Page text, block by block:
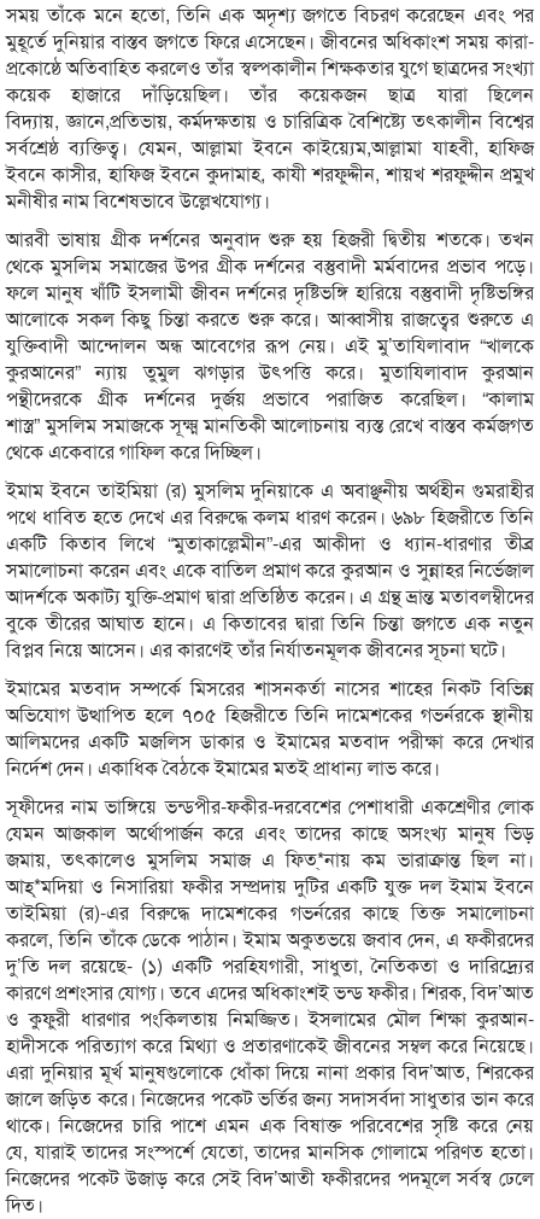
সময় তাঁকে মনে হতো, তিনি এক অদৃশ্য জগতে বিচরণ করেছেন এবং পর
মুহূর্তে দুনিয়ার বাস্তব জগতে ফিরে এসেছেন। জীবনের অধিকাংশ সময় কারা-
প্রকোষ্ঠে অতিবাহিত করলেও তাঁর স্বল্পকালীন শিক্ষকতার যুগে ছাত্রদের সংখ্যা
কয়েক হাজারে দাঁড়িয়েছিল। তাঁর কয়েকজন ছাত্র যারা ছিলেন
বিদ্যায়, জ্ঞানে,প্রতিভায়, কর্মদক্ষতায় ও চারিত্রিক বৈশিষ্ট্যে তৎকালীন বিশ্বের
সর্বশ্রেষ্ঠ ব্যক্তিত্ব। যেমন, আল্লামা ইবনে কাইয়্যেম,আল্লামা যাহবী, হাফিজ
ইবনে কাসীর, হাফিজ ইবনে কুদামাহ, কাযী শরফুদ্দীন, শায়খ শরফুদ্দীন প্রমুখ
মনীষীর নাম বিশেষভাবে উল্লেখযোগ্য।
আরবী ভাষায় গ্রীক দর্শনের অনুবাদ শুরু হয় হিজরী দ্বিতীয় শতকে। তখন
থেকে মুসলিম সমাজের উপর গ্রীক দর্শনের বস্তুবাদী মর্মবাদের প্রভাব পড়ে।
ফলে মানুষ খাঁটি ইসলামী জীবন দর্শনের দৃষ্টিভঙ্গি হারিয়ে বস্তুবাদী দৃষ্টিভঙ্গির
আলোকে সকল কিছু চিন্তা করতে শুরু করে। আব্বাসীয় রাজত্বের শুরুতে এ
যুক্তিবাদী আন্দোলন অন্ধ আবেগের রূপ নেয়। এই মু’তাযিলাবাদ “খালকে
কুরআনের” ন্যায় তুমুল ঝগড়ার উৎপত্তি করে। মুতাযিলাবাদ কুরআন
পন্থীদেরকে গ্রীক দর্শনের দুর্জয় প্রভাবে পরাজিত করেছিল। “কালাম
শাস্ত্র” মুসলিম সমাজকে সূক্ষ্ম মানতিকী আলোচনায় ব্যস্ত রেখে বাস্তব কর্মজগত
থেকে একেবারে গাফিল করে দিচ্ছিল।
ইমাম ইবনে তাইমিয়া (র) মুসলিম দুনিয়াকে এ অবাঞ্ছনীয় অর্থহীন গুমরাহীর
পথে ধাবিত হতে দেখে এর বিরুদ্ধে কলম ধারণ করেন। ৬৯৮ হিজরীতে তিনি
একটি কিতাব লিখে “মুতাকাল্লেমীন”-এর আকীদা ও ধ্যান-ধারণার তীব্র
সমালোচনা করেন এবং একে বাতিল প্রমাণ করে কুরআন ও সুন্নাহর নির্ভেজাল
আদর্শকে অকাট্য যুক্তি-প্রমাণ দ্বারা প্রতিষ্ঠিত করেন। এ গ্রন্থ ভ্রান্ত মতাবলম্বীদের
বুকে তীরের আঘাত হানে। এ কিতাবের দ্বারা তিনি চিন্তা জগতে এক নতুন
বিপ্লব নিয়ে আসেন। এর কারণেই তাঁর নির্যাতনমূলক জীবনের সূচনা ঘটে।
ইমামের মতবাদ সম্পর্কে মিসরের শাসনকর্তা নাসের শাহের নিকট বিভিন্ন
অভিযোগ উত্থাপিত হলে ৭০৫ হিজরীতে তিনি দামেশকের গভর্নরকে স্থানীয়
আলিমদের একটি মজলিস ডাকার ও ইমামের মতবাদ পরীক্ষা করে দেখার
নির্দেশ দেন। একাধিক বৈঠকে ইমামের মতই প্রাধান্য লাভ করে।
সূফীদের নাম ভাঙ্গিয়ে ভন্ডপীর-ফকীর-দরবেশের পেশাধারী একশ্রেণীর লোক
যেমন আজকাল অর্থোপার্জন করে এবং তাদের কাছে অসংখ্য মানুষ ভিড়
জমায়, তৎকালেও মুসলিম সমাজ এ ফিত্*নায় কম ভারাক্রান্ত ছিল না।
আহ্*মদিয়া ও নিসারিয়া ফকীর সম্প্রদায় দুটির একটি যুক্ত দল ইমাম ইবনে
তাইমিয়া (র)-এর বিরুদ্ধে দামেশকের গভর্নরের কাছে তিক্ত সমালোচনা
করলে, তিনি তাঁকে ডেকে পাঠান। ইমাম অকুতভয়ে জবাব দেন, এ ফকীরদের
দু’তি দল রয়েছে- (১) একটি পরহিযগারী, সাধুতা, নৈতিকতা ও দারিদ্র্যের
কারণে প্রশংসার যোগ্য। তবে এদের অধিকাংশই ভন্ড ফকীর। শিরক, বিদ’আত
ও কুফুরী ধারণার পংকিলতায় নিমজ্জিত। ইসলামের মৌল শিক্ষা কুরআন-
হাদীসকে পরিত্যাগ করে মিথ্যা ও প্রতারণাকেই জীবনের সম্বল করে নিয়েছে।
এরা দুনিয়ার মূর্খ মানুষগুলোকে ধোঁকা দিয়ে নানা প্রকার বিদ’আত, শিরকের
জালে জড়িত করে। নিজেদের পকেট ভর্তির জন্য সদাসর্বদা সাধুতার ভান করে
থাকে। নিজেদের চারি পাশে এমন এক বিষাক্ত পরিবেশের সৃষ্টি করে নেয়
যে, যারাই তাদের সংস্পর্শে যেতো, তাদের মানসিক গোলামে পরিণত হতো।
নিজেদের পকেট উজাড় করে সেই বিদ’আতী ফকীরদের পদমূলে সর্বস্ব ঢেলে
দিত।